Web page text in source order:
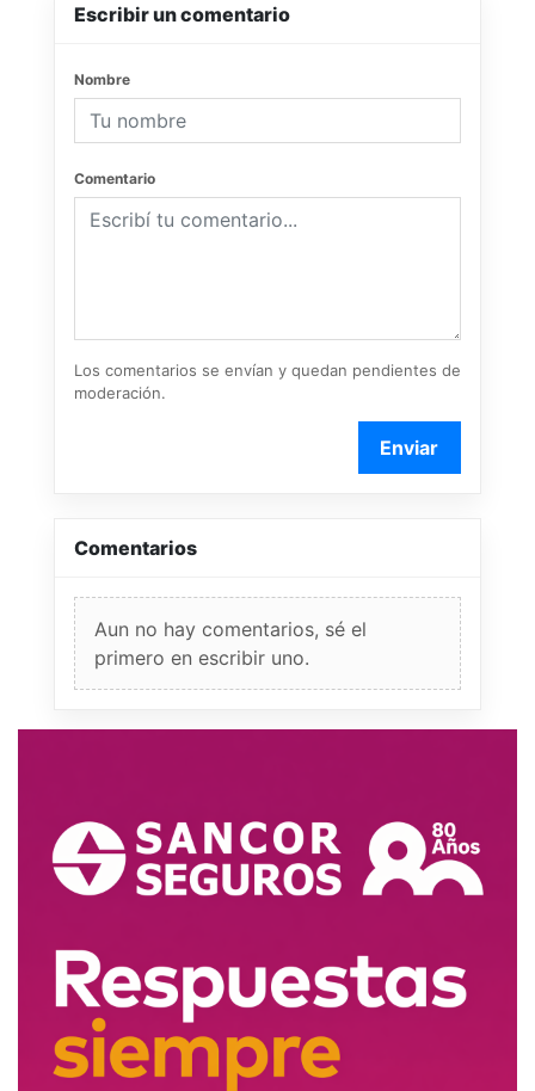
Escribir un comentario
Nombre
Comentario
Los comentarios se envían y quedan pendientes de
moderación.
Enviar
Comentarios
Aun no hay comentarios, sé el
primero en escribir uno.